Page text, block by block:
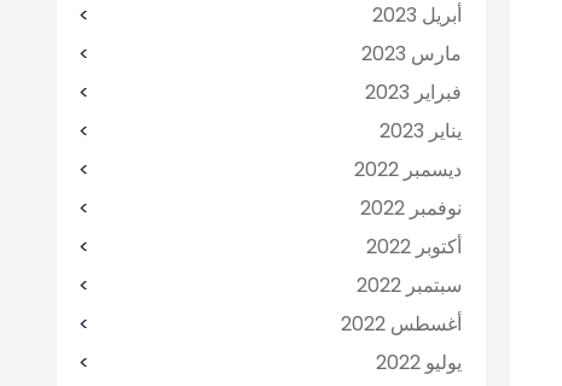
أبريل 2023
مارس 2023
فبراير 2023
يناير 2023
ديسمبر 2022
نوفمبر 2022
أكتوبر 2022
سبتمبر 2022
أغسطس 2022
يوليو 2022